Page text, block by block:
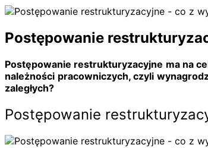
Postępowanie
Postępowanie restrukturyzacyjne ma na
należności pracowniczych, czyli
zaległych?
Postępowanie